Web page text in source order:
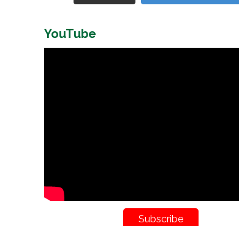
YouTube
Subscribe